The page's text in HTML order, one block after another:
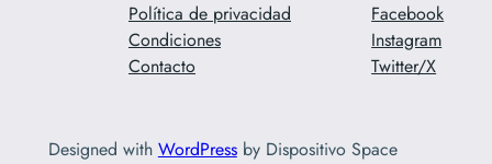
Política de privacidad
Condiciones
Contacto
Facebook
Instagram
Twitter/X
Designed with WordPressby Dispositivo Space